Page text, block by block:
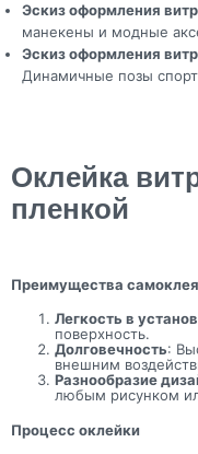
Эскиз оформления
манекены и модные
Эскиз оформления
Динамичные позы
Оклейка
пленкой
Преимущества
Легкость в
поверхность.
Долговечность:
внешним
Разнообразие
любым рисунком
Процесс оклейки